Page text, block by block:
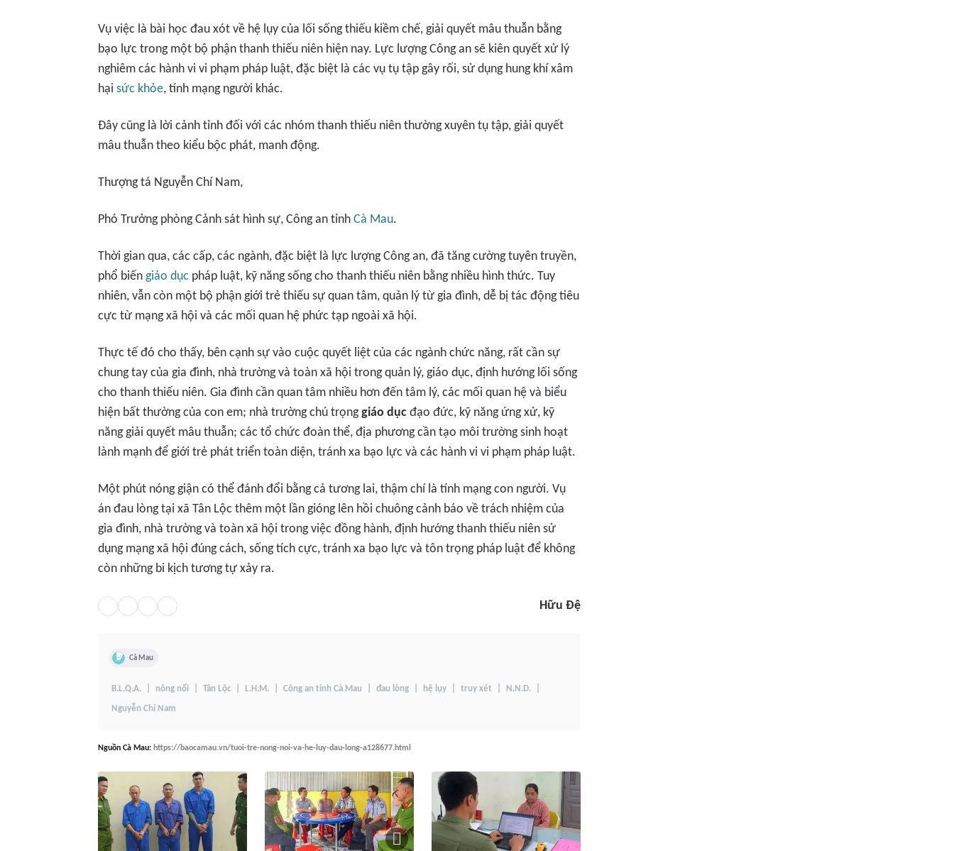
Vụ việc là bài học đau xót về hệ lụy của lối sống thiếu kiềm chế, giải quyết mâu thuẫn bằng
bạo lực trong một bộ phận thanh thiếu niên hiện nay. Lực lượng Công an sẽ kiên quyết xử lý
nghiêm các hành vi vi phạm pháp luật, đặc biệt là các vụ tụ tập gây rối, sử dụng hung khí xâm
hại sức khỏe, tính mạng người khác.
Đây cũng là lời cảnh tỉnh đối với các nhóm thanh thiếu niên thường xuyên tụ tập, giải quyết
mâu thuẫn theo kiểu bộc phát, manh động.
Thượng tá Nguyễn Chí Nam,
Phó Trưởng phòng Cảnh sát hình sự, Công an tỉnh Cà Mau.
Thời gian qua, các cấp, các ngành, đặc biệt là lực lượng Công an, đã tăng cường tuyên truyền,
phổ biến giáo dục pháp luật, kỹ năng sống cho thanh thiếu niên bằng nhiều hình thức. Tuy
nhiên, vẫn còn một bộ phận giới trẻ thiếu sự quan tâm, quản lý từ gia đình, dễ bị tác động tiêu
cực từ mạng xã hội và các mối quan hệ phức tạp ngoài xã hội.
Thực tế đó cho thấy, bên cạnh sự vào cuộc quyết liệt của các ngành chức năng, rất cần sự
chung tay của gia đình, nhà trường và toàn xã hội trong quản lý, giáo dục, định hướng lối sống
cho thanh thiếu niên. Gia đình cần quan tâm nhiều hơn đến tâm lý, các mối quan hệ và biểu
hiện bất thường của con em; nhà trường chú trọnggiáo dục đạo đức, kỹ năng ứng xử, kỹ
năng giải quyết mâu thuẫn; các tổ chức đoàn thể, địa phương cần tạo môi trường sinh hoạt
lành mạnh để giới trẻ phát triển toàn diện, tránh xa bạo lực và các hành vi vi phạm pháp luật.
Một phút nóng giận có thể đánh đổi bằng cả tương lai, thậm chí là tính mạng con người. Vụ
án đau lòng tại xã Tân Lộc thêm một lần gióng lên hồi chuông cảnh báo về trách nhiệm của
gia đình, nhà trường và toàn xã hội trong việc đồng hành, định hướng thanh thiếu niên sử
dụng mạng xã hội đúng cách, sống tích cực, tránh xa bạo lực và tôn trọng pháp luật để không
còn những bi kịch tương tự xảy ra.
Hữu Đệ
Cà Mau
B.L.Q.A. nông nổi Tân Lộc L.H.M. Công an tỉnh Cà Mau đau lòng hệ lụy truy xét N.N.D.
Nguyễn Chí Nam
Nguồn Cà Mau: https://baocamau.vn/tuoi-tre-nong-noi-va-he-luy-dau-long-a128677.html